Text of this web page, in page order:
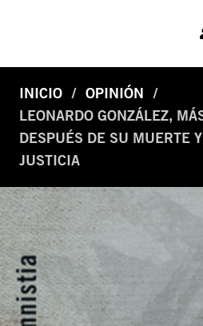
INICIO
OPINIÓN
LEONARDO GONZÁLEZ,
DESPUÉS DE SU MUERTE
JUSTICIA